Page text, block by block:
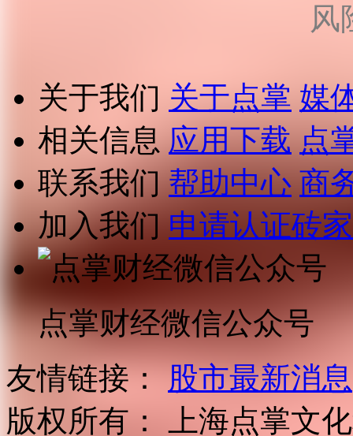
风
关于我们 关于点掌 媒
相关信息 应用下载 点
联系我们 帮助中心 商
加入我们 申请认证砖家
点掌财经微信公众号
友情链接：
股市最新消息
版权所有：
上海点掌文